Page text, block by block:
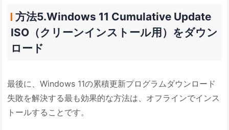
方法5.Windows 11 Cumulative Update
ISO（クリーンインストール用）をダウン
ロード
最後に、Windows 11の累積更新プログラムダウンロード
失敗を解決する最も効果的な方法は、オフラインでインス
トールすることです。